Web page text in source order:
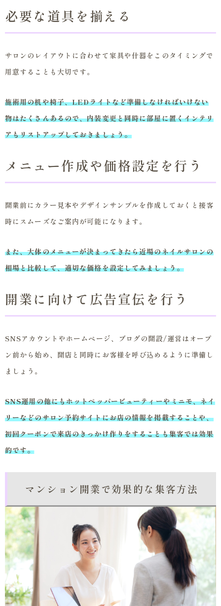
必要な道具を揃える
サロンのレイアウトに合わせて家具や什器をこのタイミングで
用意することも大切です。
施術用の机や椅子、LEDライトなど準備しなければいけない
物はたくさんあるので、内装変更と同時に部屋に置くインテリ
アもリストアップしておきましょう。
メニュー作成や価格設定を行う
開業前にカラー見本やデザインサンプルを作成しておくと接客
時にスムーズなご案内が可能になります。
また、大体のメニューが決まってきたら近場のネイルサロンの
相場と比較して、適切な価格を設定してみましょう。
開業に向けて広告宣伝を行う
SNSアカウントやホームページ、ブログの開設/運営はオープ
ン前から始め、開店と同時にお客様を呼び込めるように準備し
ましょう。
SNS運用の他にもホットペッパービューティーやミニモ、ネイ
リーなどのサロン予約サイトにお店の情報を掲載することや、
初回クーポンで来店のきっかけ作りをすることも集客では効果
的です。
マンション開業で効果的な集客方法